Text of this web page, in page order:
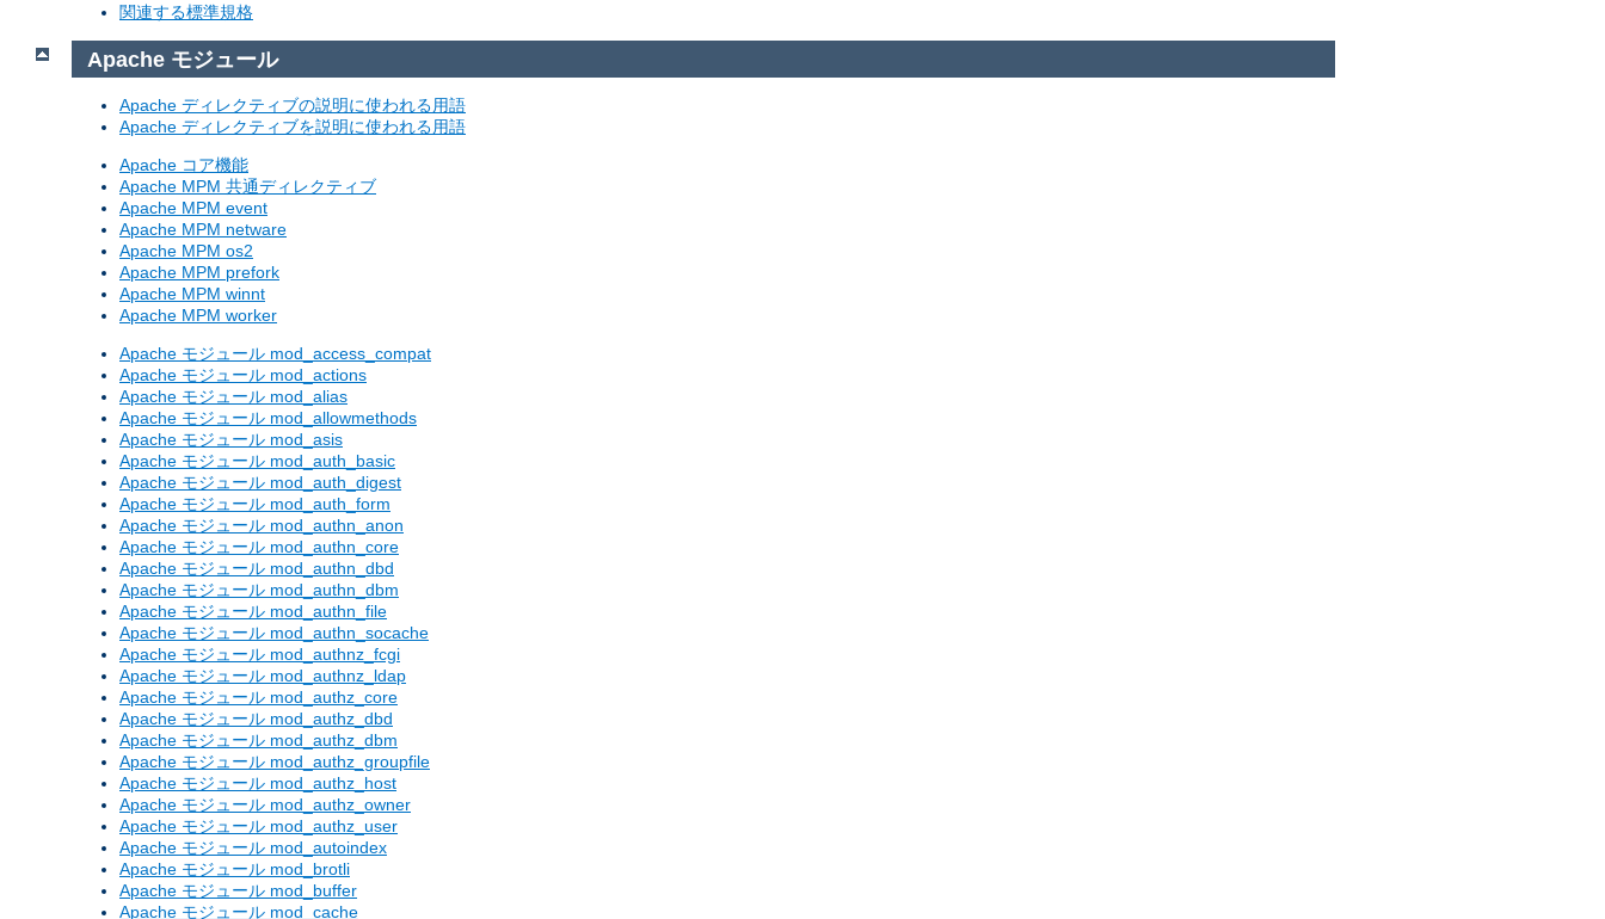
関連する標準規格
Apache モジュール
Apache ディレクティブの説明に使われる用語
Apache ディレクティブを説明に使われる用語
Apache コア機能
Apache MPM 共通ディレクティブ
Apache MPM event
Apache MPM netware
Apache MPM os2
Apache MPM prefork
Apache MPM winnt
Apache MPM worker
Apache モジュール mod_access_compat
Apache モジュール mod_actions
Apache モジュール mod_alias
Apache モジュール mod_allowmethods
Apache モジュール mod_asis
Apache モジュール mod_auth_basic
Apache モジュール mod_auth_digest
Apache モジュール mod_auth_form
Apache モジュール mod_authn_anon
Apache モジュール mod_authn_core
Apache モジュール mod_authn_dbd
Apache モジュール mod_authn_dbm
Apache モジュール mod_authn_file
Apache モジュール mod_authn_socache
Apache モジュール mod_authnz_fcgi
Apache モジュール mod_authnz_ldap
Apache モジュール mod_authz_core
Apache モジュール mod_authz_dbd
Apache モジュール mod_authz_dbm
Apache モジュール mod_authz_groupfile
Apache モジュール mod_authz_host
Apache モジュール mod_authz_owner
Apache モジュール mod_authz_user
Apache モジュール mod_autoindex
Apache モジュール mod_brotli
Apache モジュール mod_buffer
Apache モジュール mod_cache